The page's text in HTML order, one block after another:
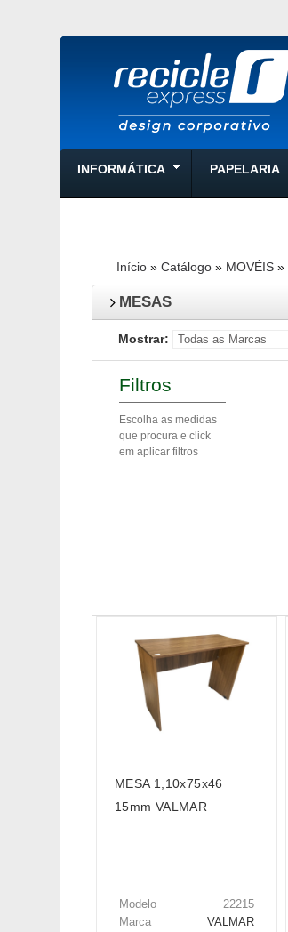
INFORMÁTICA PAPELARIA
Início »Catálogo » MOVÉIS »
MESAS
Mostrar:
Filtros
Escolha as medidas
que procura e click
em aplicar filtros
MESA 1,10x75x46
15mm VALMAR
Modelo
22215
Marca
VALMAR